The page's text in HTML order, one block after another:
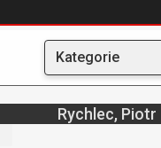
Kategorie
Rychlec, Piotr